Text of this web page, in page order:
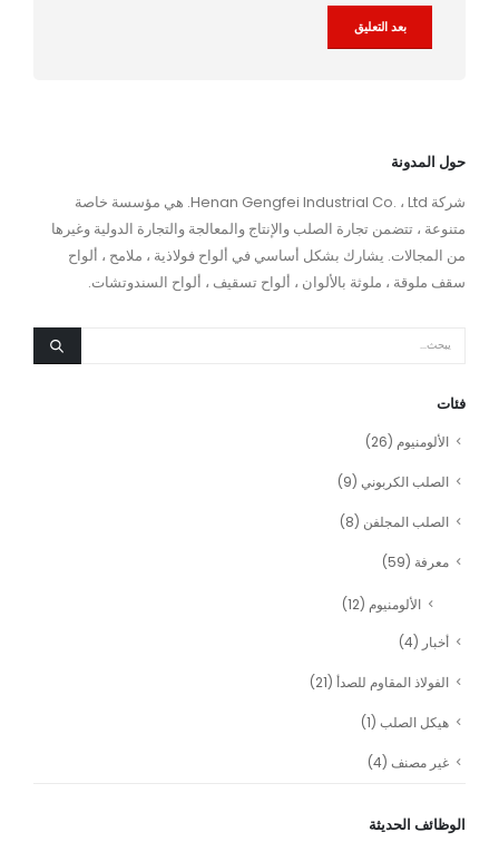
حول المدونة
شركة Henan Gengfei Industrial Co. ، Ltd. هي مؤسسة خاصة
متنوعة ، تتضمن تجارة الصلب والإنتاج والمعالجة والتجارة الدولية وغيرها
من المجالات. يشارك بشكل أساسي في ألواح فولاذية ، ملامح ، ألواح
سقف ملوقة ، ملوثة بالألوان ، ألواح تسقيف ، ألواح السندوتشات.
فئات
الألومنيوم (26)
الصلب الكربوني (9)
الصلب المجلفن (8)
معرفة (59)
الألومنيوم (12)
أخبار (4)
الفولاذ المقاوم للصدأ (21)
هيكل الصلب (1)
غير مصنف (4)
الوظائف الحديثة